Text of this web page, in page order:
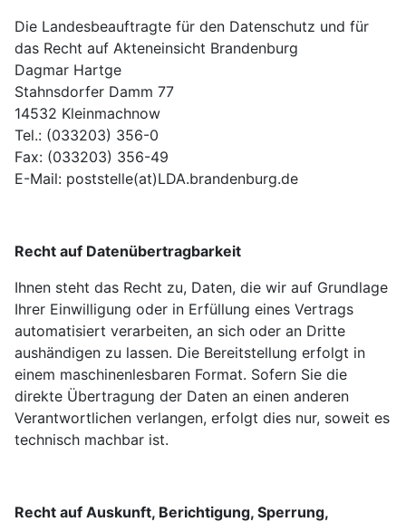
Die Landesbeauftragte für den Datenschutz und für
das Recht auf Akteneinsicht Brandenburg
Dagmar Hartge
Stahnsdorfer Damm 77
14532 Kleinmachnow
Tel.: (033203) 356-0
Fax: (033203) 356-49
E-Mail: poststelle(at)LDA.brandenburg.de
Recht auf Datenübertragbarkeit
Ihnen steht das Recht zu, Daten, die wir auf Grundlage
Ihrer Einwilligung oder in Erfüllung eines Vertrags
automatisiert verarbeiten, an sich oder an Dritte
aushändigen zu lassen. Die Bereitstellung erfolgt in
einem maschinenlesbaren Format. Sofern Sie die
direkte Übertragung der Daten an einen anderen
Verantwortlichen verlangen, erfolgt dies nur, soweit es
technisch machbar ist.
Recht auf Auskunft, Berichtigung, Sperrung,